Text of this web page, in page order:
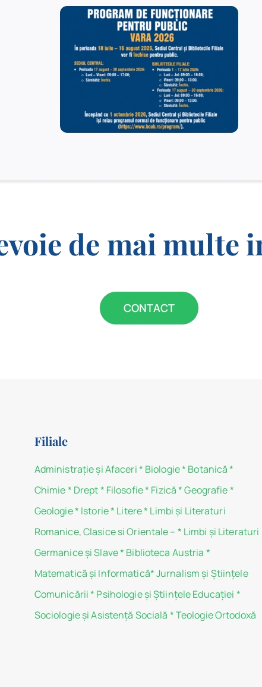
Rezultate finale – postul vacant de Îngrijitor – Serviciul
Administrativ. Tehnic.
de mai multe
CONTACT
Filiale
Administraţie şi Afaceri* Biologie* Botanică *
Chimie* Drept* Filosofie* Fizică* Geografie*
Geologie* Istorie* Litere* Limbi și Literaturi
Romanice, Clasice si Orientale – * Limbi și Literaturi
Germanice şi Slave* Biblioteca Austria *
Matematicã și Informatică*Jurnalism şi Ştiinţele
Comunicării* Psihologie şi Ştiinţele Educaţiei *
Sociologie şi Asistenţă Socială *Teologie Ortodoxă